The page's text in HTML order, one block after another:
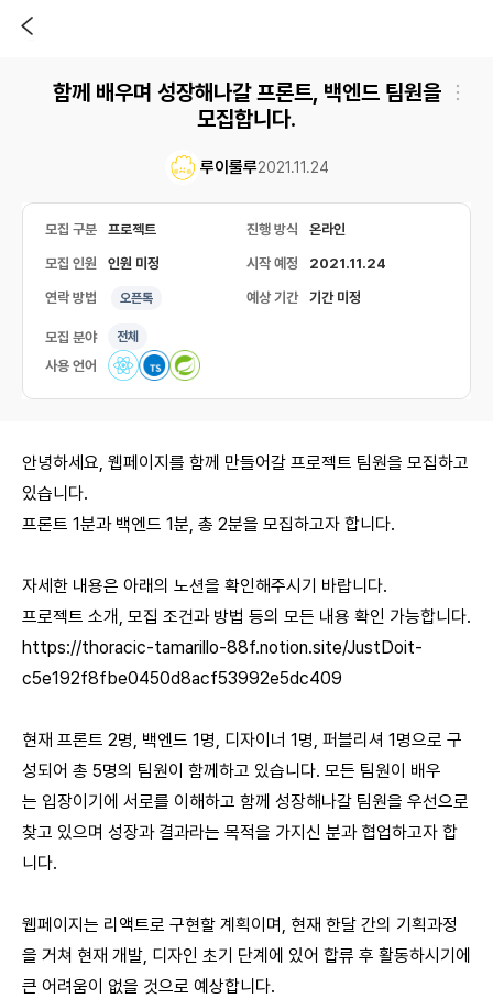
함께 배우며 성장해나갈 프론트, 백엔드 팀원을
모집합니다.
루이룰루2021.11.24
모집 구분 프로젝트 진행 방식 온라인
모집 인원 인원 미정 시작 예정 2021.11.24
연락 방법 오픈톡 예상 기간 기간 미정
모집 분야 전체
사용 언어
안녕하세요, 웹페이지를 함께 만들어갈 프로젝트 팀원을 모집하고
있습니다.
프론트 1분과 백엔드 1분, 총 2분을 모집하고자 합니다.
자세한 내용은 아래의 노션을 확인해주시기 바랍니다.
프로젝트 소개, 모집 조건과 방법 등의 모든 내용 확인 가능합니다.
https://thoracic-tamarillo-88f.notion.site/JustDoit-
c5e192f8fbe0450d8acf53992e5dc409
현재 프론트 2명, 백엔드 1명, 디자이너 1명, 퍼블리셔 1명으로 구
성되어 총 5명의 팀원이 함께하고 있습니다. 모든 팀원이 배우
는 입장이기에 서로를 이해하고 함께 성장해나갈 팀원을 우선으로
찾고 있으며 성장과 결과라는 목적을 가지신 분과 협업하고자 합
니다.
웹페이지는 리액트로 구현할 계획이며, 현재 한달 간의 기획과정
을 거쳐 현재 개발, 디자인 초기 단계에 있어 합류 후 활동하시기에
큰 어려움이 없을 것으로 예상합니다.